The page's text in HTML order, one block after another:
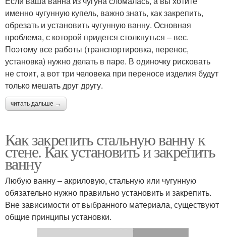
именно чугунную купель, важно знать, как закрепить,
обрезать и установить чугунную ванну. Основная
проблема, с которой придется столкнуться – вес.
Поэтому все работы (транспортировка, перенос,
установка) нужно делать в паре. В одиночку рисковать
не стоит, а вот три человека при переносе изделия будут
только мешать друг другу.
читать дальше →
Как закрепить стальную ванну к
стене. Как установить и закрепить
ванну
Любую ванну – акриловую, стальную или чугунную
обязательно нужно правильно установить и закрепить.
Вне зависимости от выбранного материала, существуют
общие принципы установки.